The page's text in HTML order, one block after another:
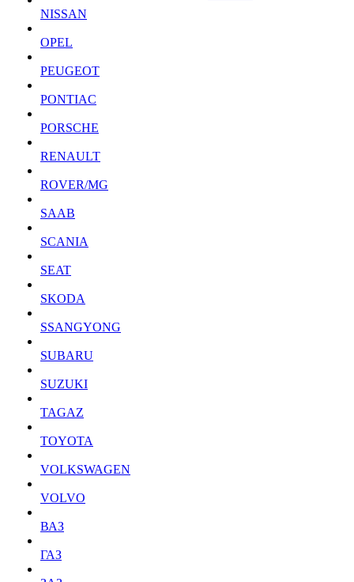
NISSAN
OPEL
PEUGEOT
PONTIAC
PORSCHE
RENAULT
ROVER/MG
SAAB
SCANIA
SEAT
SKODA
SSANGYONG
SUBARU
SUZUKI
TAGAZ
TOYOTA
VOLKSWAGEN
VOLVO
ВАЗ
ГАЗ